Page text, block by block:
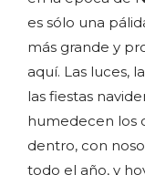
es sólo una
más grande y
aquí. Las luces,
las fiestas
humedecen los
dentro, con
todo el año, y